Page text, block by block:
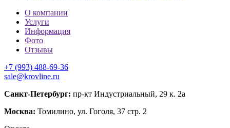
О компании
Услуги
Информация
Фото
Отзывы
+7 (993) 488-69-36
sale@krovline.ru
Санкт-Петербург: пр-кт Индустриальный, 29 к. 2а
Москва: Томилино, ул. Гоголя, 37 стр. 2